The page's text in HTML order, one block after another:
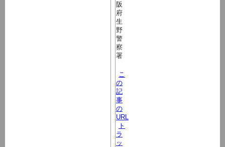
阪
府
生
野
警
察
署
こ
の
記
事
の
URL
ト
ラ
ッ